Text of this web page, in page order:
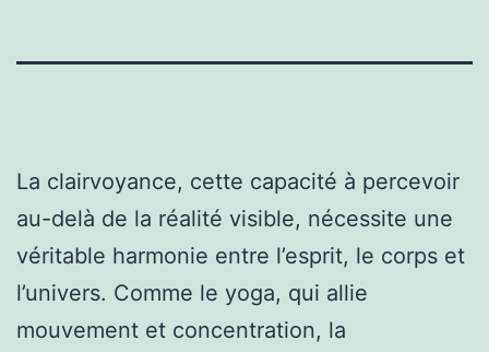
La clairvoyance, cette capacité à percevoir
au-delà de la réalité visible, nécessite une
véritable harmonie entre l’esprit, le corps et
l’univers. Comme le yoga, qui allie
mouvement et concentration, la